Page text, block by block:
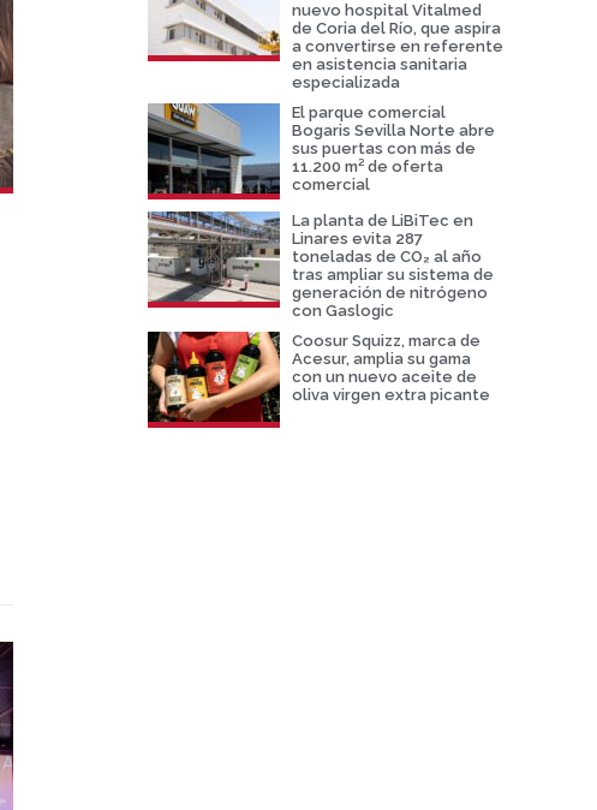
nuevo hospital Vitalmed
de Coria del Río, que aspira
a convertirse en referente
en asistencia sanitaria
especializada
El parque comercial
Bogaris Sevilla Norte abre
sus puertas con más de
11.200 m² de oferta
comercial
La planta de LiBiTec en
Linares evita 287
toneladas de CO₂ al año
tras ampliar su sistema de
generación de nitrógeno
con Gaslogic
Coosur Squizz, marca de
Acesur, amplia su gama
con un nuevo aceite de
oliva virgen extra picante